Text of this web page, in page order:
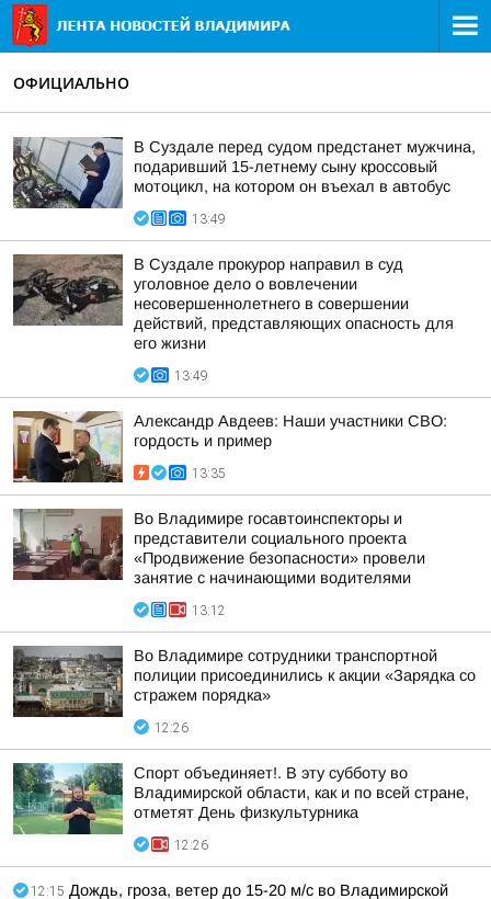
ОФИЦИАЛЬНО
В Суздале перед судом предстанет мужчина,
подаривший 15-летнему сыну кроссовый
мотоцикл, на котором он въехал в автобус
13:49
В Суздале прокурор направил в суд
уголовное дело о вовлечении
несовершеннолетнего в совершении
действий, представляющих опасность для
его жизни
13:49
Александр Авдеев: Наши участники СВО:
гордость и пример
13:35
Во Владимире госавтоинспекторы и
представители социального проекта
«Продвижение безопасности» провели
занятие с начинающими водителями
13:12
Во Владимире сотрудники транспортной
полиции присоединились к акции «Зарядка со
стражем порядка»
12:26
Спорт объединяет!. В эту субботу во
Владимирской области, как и по всей стране,
отметят День физкультурника
12:26
12:15 Дождь, гроза, ветер до 15-20 м/с во Владимирской